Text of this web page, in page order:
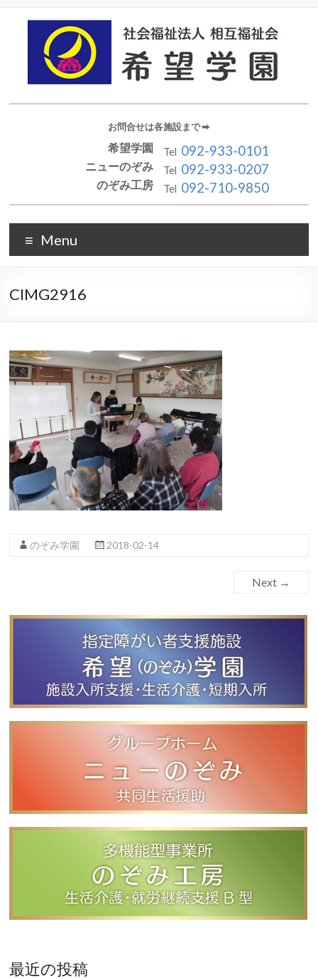
お問合せは各施設まで ➡︎
希望学園Tel 092-933-0101
ニューのぞみTel 092-933-0207
のぞみ工房Tel 092-710-9850
Menu
CIMG2916
のぞみ学園 2018-02-14
Next →
最近の投稿